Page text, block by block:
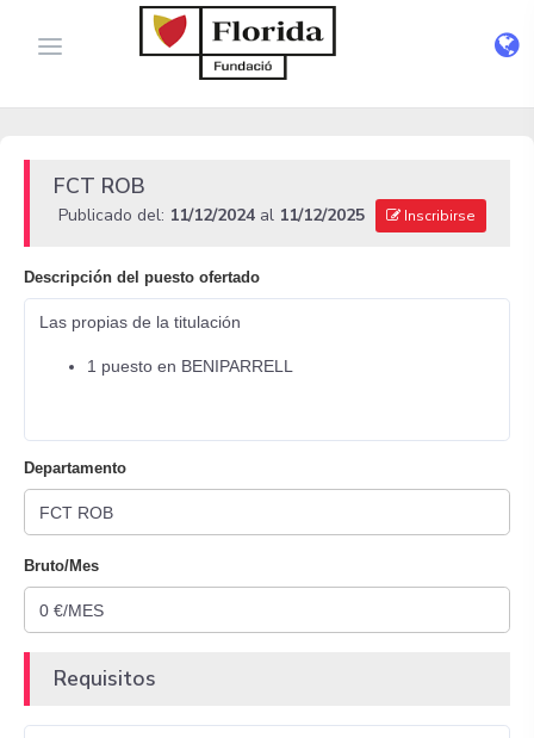
FCT ROB
Publicado del: 11/12/2024 al 11/12/2025 Inscribirse
Descripción del puesto ofertado
Las propias de la titulación
1 puesto en BENIPARRELL
Departamento
Bruto/Mes
Requisitos